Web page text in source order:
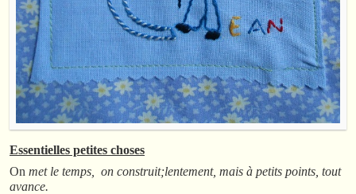
Essentielles petites choses
On met le temps, on construit;lentement, mais à petits points, tout
avance.